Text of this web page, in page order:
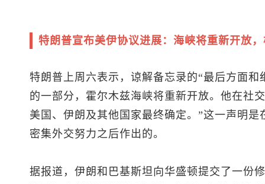
特朗普宣布美伊协议进展：海峡将重新开放
特朗普上周六表示，谅解备忘录的“最后方面
的一部分，霍尔木兹海峡将重新开放。他在社
美国、伊朗及其他国家最终确定。”这一声明
密集外交努力之后作出的。
据报道，伊朗和巴基斯坦向华盛顿提交了一份